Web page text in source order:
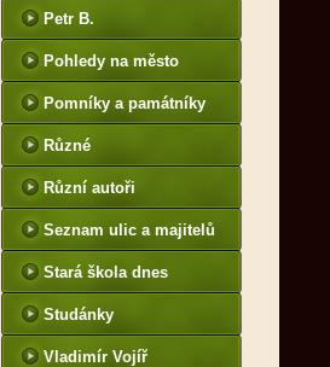
Petr B.
(PB14.zonerama.com,
takatiky.rajce.idnes.cz)
Pohledy na město
Pomníky a památníky
Různé
Různí autoři
Seznam ulic a majitelů
Stará škola dnes
Studánky
Vladimír Vojíř